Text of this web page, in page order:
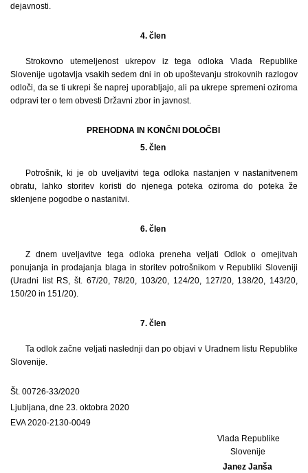
dejavnosti.
4. člen
Strokovno utemeljenost ukrepov iz tega odloka Vlada Republike
Slovenije ugotavlja vsakih sedem dni in ob upoštevanju strokovnih razlogov
odloči, da se ti ukrepi še naprej uporabljajo, ali pa ukrepe spremeni oziroma
odpravi ter o tem obvesti Državni zbor in javnost.
PREHODNA IN KONČNI DOLOČBI
5. člen
Potrošnik, ki je ob uveljavitvi tega odloka nastanjen v nastanitvenem
obratu, lahko storitev koristi do njenega poteka oziroma do poteka že
sklenjene pogodbe o nastanitvi.
6. člen
Z dnem uveljavitve tega odloka preneha veljati Odlok o omejitvah
ponujanja in prodajanja blaga in storitev potrošnikom v Republiki Sloveniji
(Uradni list RS, št. 67/20, 78/20, 103/20, 124/20, 127/20, 138/20, 143/20,
150/20 in 151/20).
7. člen
Ta odlok začne veljati naslednji dan po objavi v Uradnem listu Republike
Slovenije.
Št. 00726-33/2020
Ljubljana, dne 23. oktobra 2020
EVA 2020-2130-0049
Vlada Republike
Slovenije
Janez Janša